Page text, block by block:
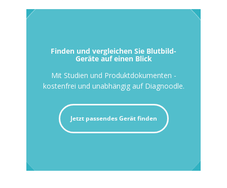
Finden und vergleichen Sie Blutbild-
Geräte auf einen Blick
Mit Studien und Produktdokumenten -
kostenfrei und unabhängig auf Diagnoodle.
Jetzt passendes Gerät finden